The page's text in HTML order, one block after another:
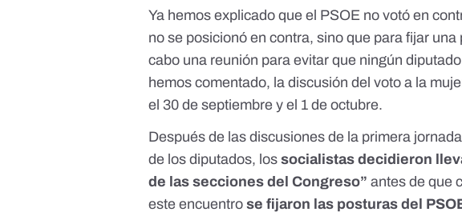
Ya hemos explicado que el PSOE no votó en
no se posicionó en contra, sino que para fijar
cabo una reunión para evitar que ningún
hemos comentado, la discusión del voto a la
el 30 de septiembre y el 1 de octubre.
Después de las discusiones de la primera
de los diputados, lossocialistas decidieron
de las secciones del Congreso” antes de que
este encuentrose fijaron las posturas del